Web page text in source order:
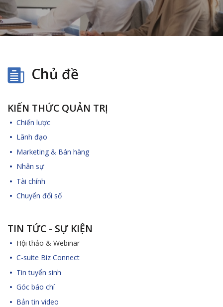
Chủ đề
KIẾN THỨC QUẢN TRỊ
Chiến lược
Lãnh đạo
Marketing & Bán hàng
Nhân sự
Tài chính
Chuyển đổi số
TIN TỨC - SỰ KIỆN
Hội thảo & Webinar
C-suite Biz Connect
Tin tuyển sinh
Góc báo chí
Bản tin video